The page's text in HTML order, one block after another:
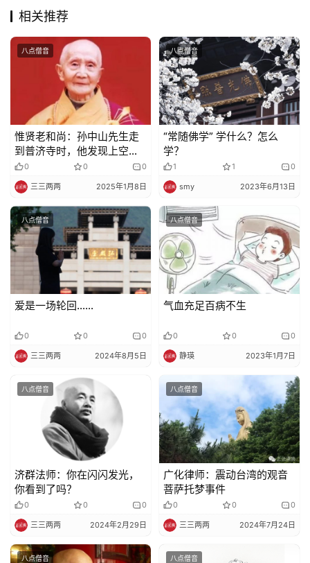
相关推荐
八点僧音
惟贤老和尚：孙中山先生走
到普济寺时，他发现上空有
很多奇景
0 0 0
三三两两 2025年1月8日
八点僧音
“常随佛学” 学什么？怎么
学？
1 1 0
smy 2023年6月13日
八点僧音
爱是一场轮回……
0 0 0
三三两两 2024年8月5日
八点僧音
气血充足百病不生
0 0 0
静瑛 2023年1月7日
八点僧音
济群法师：你在闪闪发光，
你看到了吗？
0 0 0
三三两两 2024年2月29日
八点僧音
广化律师：震动台湾的观音
菩萨托梦事件
0 0 0
三三两两 2024年7月24日
八点僧音 八点僧音